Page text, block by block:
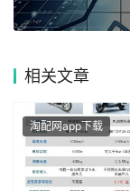
相关文章
淘配网app下载